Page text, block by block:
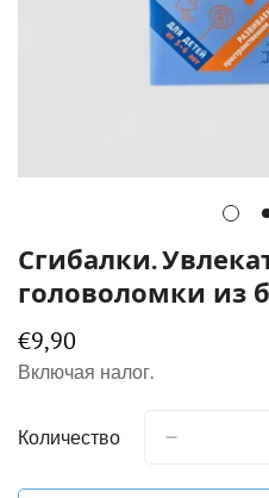
Сгибалки.
головоломки из
Обычная
цена
€9,90
Включая налог.
Количество